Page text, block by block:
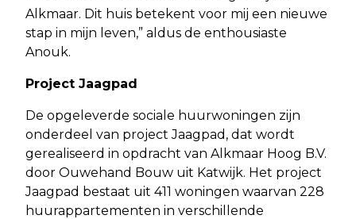
Alkmaar. Dit huis betekent voor mij een nieuwe
stap in mijn leven,” aldus de enthousiaste
Anouk.
Project Jaagpad
De opgeleverde sociale huurwoningen zijn
onderdeel van project Jaagpad, dat wordt
gerealiseerd in opdracht van Alkmaar Hoog B.V.
door Ouwehand Bouw uit Katwijk. Het project
Jaagpad bestaat uit 411 woningen waarvan 228
huurappartementen in verschillende